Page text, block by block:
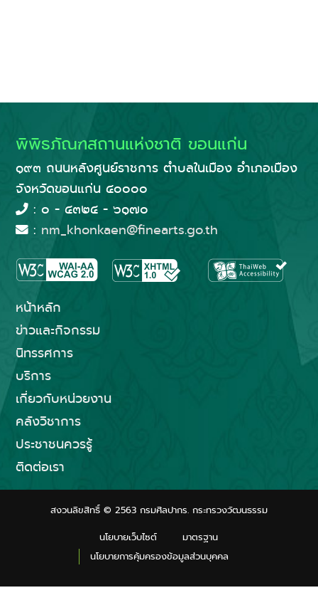
พิพิธภัณฑสถานแห่งชาติ ขอนแก่น
๑๙๓ ถนนหลังศูนย์ราชการ ตำบลในเมือง อำเภอเมือง
จังหวัดขอนแก่น ๔๐๐๐๐
: ๐ - ๔๓๒๔ - ๖๑๗๐
: nm_khonkaen@finearts.go.th
หน้าหลัก
ข่าวและกิจกรรม
นิทรรศการ
บริการ
เกี่ยวกับหน่วยงาน
คลังวิชาการ
ประชาชนควรรู้
ติดต่อเรา
สงวนลิขสิทธิ์ © 2563 กรมศิลปากร. กระทรวงวัฒนธรรม
นโยบายเว็บไซต์
มาตรฐาน
นโยบายการคุ้มครองข้อมูลส่วนบุคคล